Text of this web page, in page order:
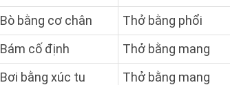
Bò bằng cơ chân
Thở bằng phổi
Bám cố định
Thở bằng mang
Bơi bằng xúc tu Thở bằng mang